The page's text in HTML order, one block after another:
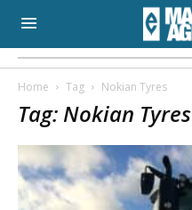
Home Tag Nokian Tyres
Tag: Nokian Tyres